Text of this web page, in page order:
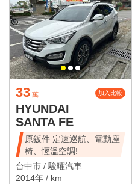
33 萬 加入比較
HYUNDAI
SANTA FE
原鈑件 定速巡航、電動座
椅、恆溫空調!
台中市 /駿曜汽車
2014年 / km